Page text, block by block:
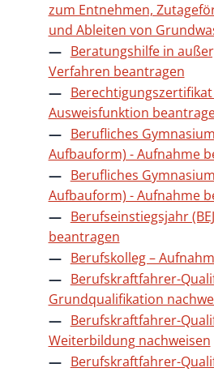
zum Entnehmen,
und Ableiten von
Beratungshilfe in
Verfahren beantragen
Ausweisfunktion
Berufliches
Aufbauform) - Aufnahme
Berufliches
Aufbauform) - Aufnahme
Berufseinstiegsjahr
beantragen
Berufskolleg –
Berufskraftfahrer-
Grundqualifikation
Berufskraftfahrer-
Weiterbildung nachweisen
Berufskraftfahrer-